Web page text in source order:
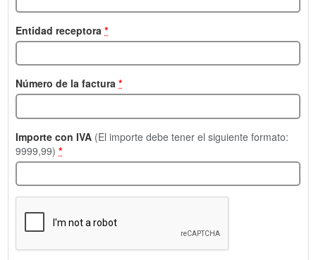
Entidad receptora *
Número de la factura *
Importe con IVA (El importe debe tener el siguiente formato:
9999,99) *